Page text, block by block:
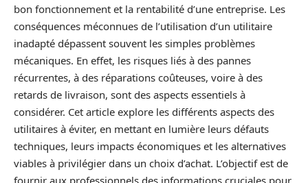
bon fonctionnement et la rentabilité d’une entreprise. Les
conséquences méconnues de l’utilisation d’un utilitaire
inadapté dépassent souvent les simples problèmes
mécaniques. En effet, les risques liés à des pannes
récurrentes, à des réparations coûteuses, voire à des
retards de livraison, sont des aspects essentiels à
considérer. Cet article explore les différents aspects des
utilitaires à éviter, en mettant en lumière leurs défauts
techniques, leurs impacts économiques et les alternatives
viables à privilégier dans un choix d’achat. L’objectif est de
fournir aux professionnels des informations cruciales pour